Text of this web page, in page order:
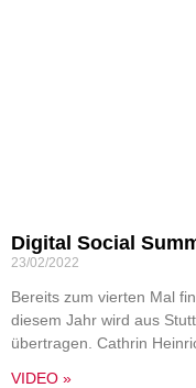
Digital Social
23/02/2022
Bereits zum vierten Mal
diesem Jahr wird aus
übertragen. Cathrin
VIDEO »